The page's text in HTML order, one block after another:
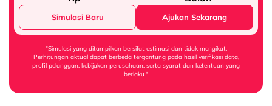
Simulasi Baru Ajukan Sekarang
"Simulasi yang ditampilkan bersifat estimasi dan tidak mengikat.
Perhitungan aktual dapat berbeda tergantung pada hasil verifikasi data,
profil pelanggan, kebijakan perusahaan, serta syarat dan ketentuan yang
berlaku."